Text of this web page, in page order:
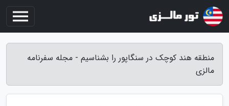
منطقه هند کوچک در سنگاپور را بشناسیم - مجله سفرنامه
مالزی